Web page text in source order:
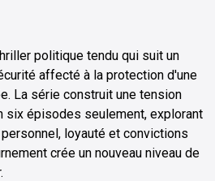
politique tendu qui suit un
affecté à la protection d'une
La série construit une tension
six épisodes seulement, explorant
loyauté et convictions
crée un nouveau niveau de